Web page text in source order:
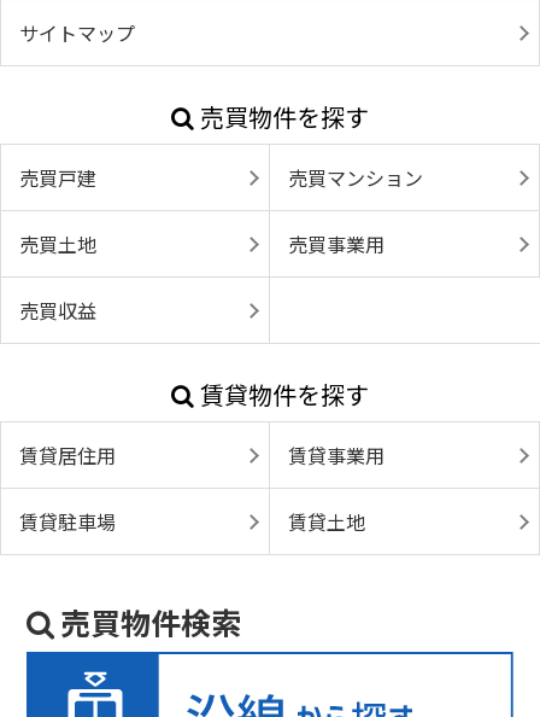
サイトマップ
売買物件を探す
売買戸建 売買マンション
売買土地 売買事業用
売買収益
賃貸物件を探す
賃貸居住用 賃貸事業用
賃貸駐車場 賃貸土地
売買物件検索